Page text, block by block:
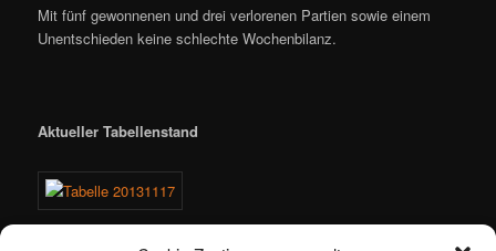
Mit fünf gewonnenen und drei verlorenen Partien sowie einem
Unentschieden keine schlechte Wochenbilanz.
Aktueller Tabellenstand